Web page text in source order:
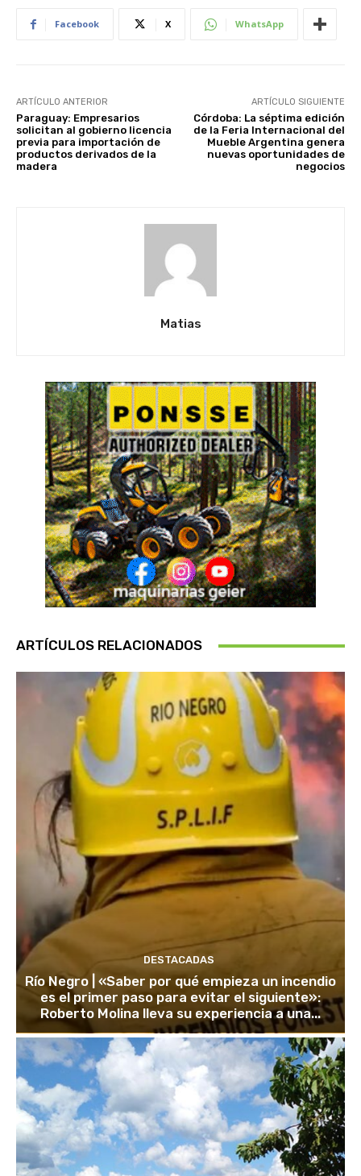
Facebook X WhatsApp
ARTÍCULO ANTERIOR
Paraguay: Empresarios
solicitan al gobierno licencia
previa para importación de
productos derivados de la
madera
ARTÍCULO SIGUIENTE
Córdoba: La séptima edición
de la Feria Internacional del
Mueble Argentina genera
nuevas oportunidades de
negocios
Matias
ARTÍCULOS RELACIONADOS
DESTACADAS
Río Negro | «Saber por qué empieza un incendio
es el primer paso para evitar el siguiente»:
Roberto Molina lleva su experiencia a una...